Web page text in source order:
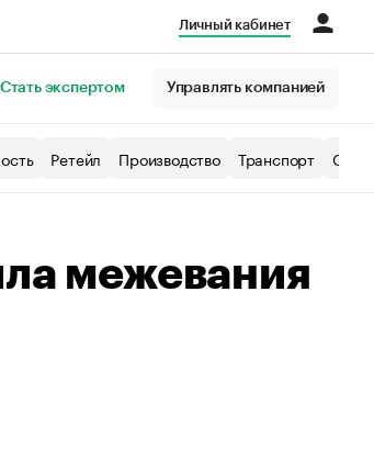
Личный кабинет
Стать экспертом Управлять компанией
Ретейл Производство Транспорт
межевания